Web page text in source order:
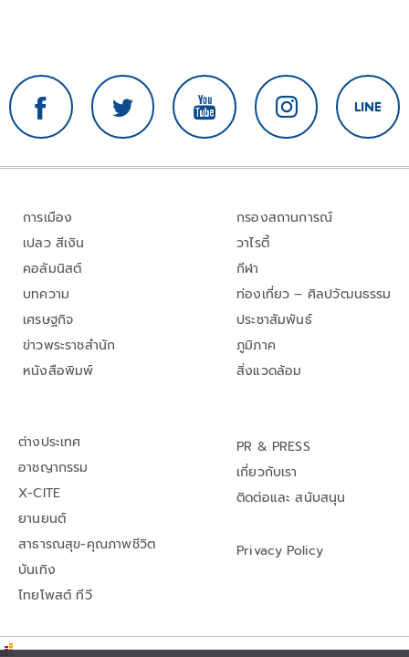
การเมือง
เปลว สีเงิน
คอลัมนิสต์
บทความ
เศรษฐกิจ
ข่าวพระราชสำนัก
หนังสือพิมพ์
กรองสถานการณ์
วาไรตี้
กีฬา
ท่องเที่ยว – ศิลปวัฒนธรรม
ประชาสัมพันธ์
ภูมิภาค
สิ่งแวดล้อม
ต่างประเทศ
อาชญากรรม
X-CITE
ยานยนต์
สาธารณสุข-คุณภาพชีวิต
บันเทิง
ไทยโพสต์ ทีวี
PR & PRESS
เกี่ยวกับเรา
ติดต่อและ สนับสนุน
Privacy Policy